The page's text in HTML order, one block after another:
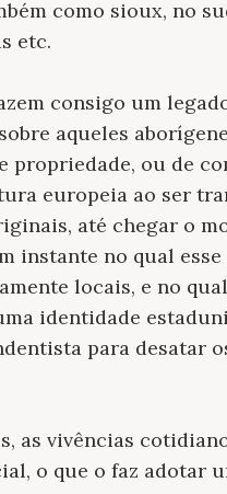
como sioux, no
etc.
consigo um
aqueles
ou de
europeia ao ser
até chegar o
instante no qual
locais, e no
identidade
para desatar
as vivências
o que o faz adotar